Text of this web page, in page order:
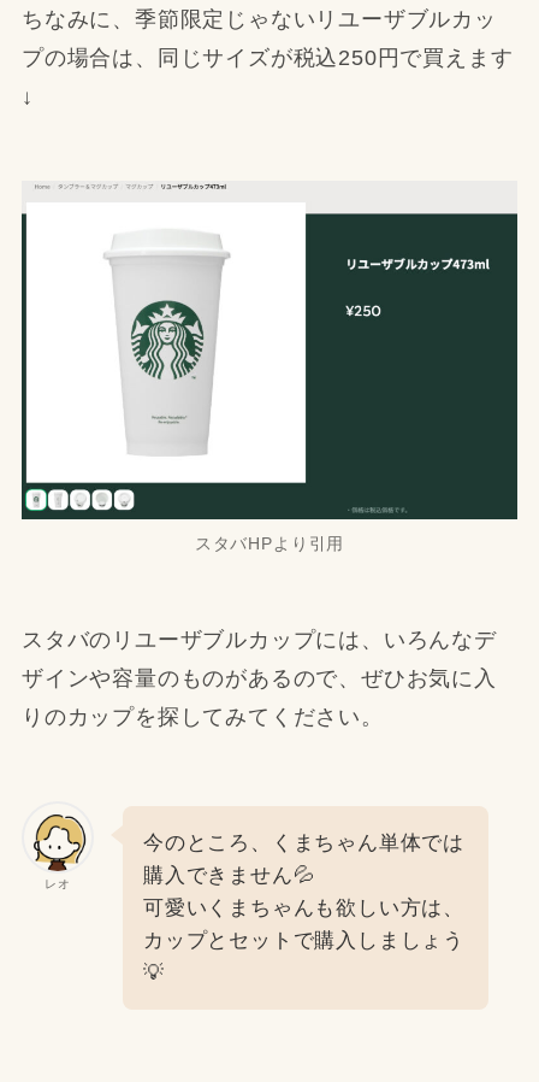
ちなみに、季節限定じゃないリユーザブルカッ
プの場合は、同じサイズが税込250円で買えます
↓
スタバHPより引用
スタバのリユーザブルカップには、いろんなデ
ザインや容量のものがあるので、ぜひお気に入
りのカップを探してみてください。
レオ
今のところ、くまちゃん単体では
購入できません💦
可愛いくまちゃんも欲しい方は、
カップとセットで購入しましょう
💡